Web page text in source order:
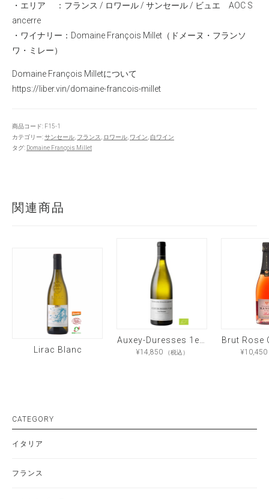
・エリア ：フランス / ロワール / サンセール / ビュエ AOC S
ancerre
・ワイナリー： Domaine François Millet（ドメーヌ・フランソ
ワ・ミレー）
Domaine François Milletについて
https://liber.vin/domaine-francois-millet
商品コード: F15-1
カテゴリー:サンセール, フランス, ロワール, ワイン,白ワイン
タグ: Domaine François Millet
関連商品
Lirac Blanc ¥14,850 （税込） ¥10,450
CATEGORY
イタリア
フランス